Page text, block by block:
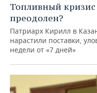
Топливный кризис
преодолен?
Патриарх Кирилл в
нарастили поставки,
недели от «7 дней»